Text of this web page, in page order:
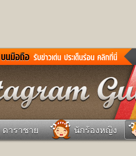
ข่าวสั้น
หนังใหม่
หมากรุกไทย
ทำนายฝัน
ผลบอล
ดาราชาย นักร้องหญิง